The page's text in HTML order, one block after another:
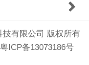
有限公司 版权所有
粤ICP备13073186号